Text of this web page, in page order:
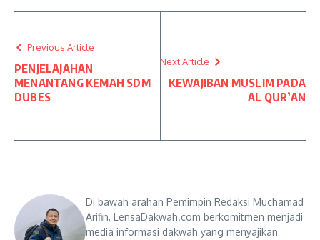
Previous Article
PENJELAJAHAN
MENANTANG KEMAH SDM
DUBES
Next Article
KEWAJIBAN MUSLIM PADA
AL QUR’AN
Di bawah arahan Pemimpin Redaksi Muchamad
Arifin, LensaDakwah.com berkomitmen menjadi
media informasi dakwah yang menyajikan